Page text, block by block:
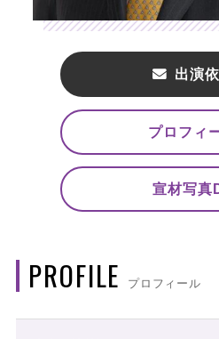
出演
プロフィ
宣材写真
PROFILE プロフィール